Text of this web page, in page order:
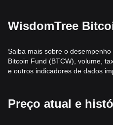
WisdomTree
Saiba mais sobre o
Bitcoin Fund (BTCW), volume,
e outros indicadores de dados
Preço atual e